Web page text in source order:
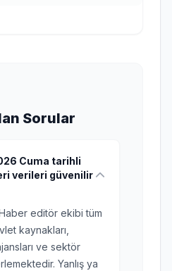
Sorular
Cuma tarihli
verileri güvenilir
editör ekibi tüm
kaynakları,
ve sektör
Yanlış ya